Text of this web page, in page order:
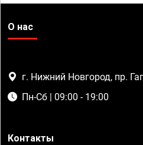
О нас
г. Нижний Новгород, пр.
Пн-Сб | 09:00 - 19:00
Контакты